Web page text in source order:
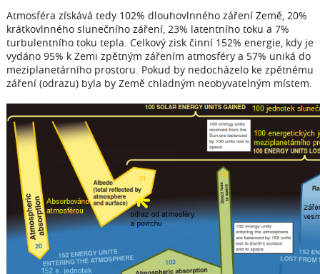
Atmosféra získává tedy 102% dlouhovlnného záření Země, 20%
krátkovlnného slunečního záření, 23% latentního toku a 7%
turbulentního toku tepla. Celkový zisk činní 152% energie, kdy je
vydáno 95% k Zemi zpětným zářením atmosféry a 57% uniká do
meziplanetárního prostoru. Pokud by nedocházelo ke zpětnému
záření (odrazu) byla by Země chladným neobyvatelným místem.